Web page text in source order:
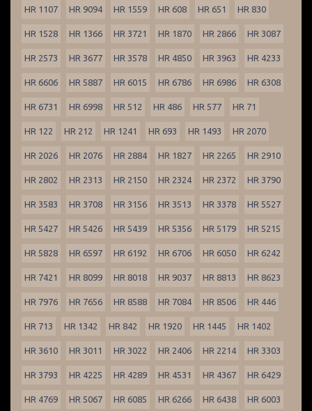
HR 1107 HR 9094 HR 1559 HR 608 HR 651 HR 830
HR 1528 HR 1366 HR 3721 HR 1870 HR 2866 HR 3087
HR 2573 HR 3677 HR 3578 HR 4850 HR 3963 HR 4233
HR 6606 HR 5887 HR 6015 HR 6786 HR 6986 HR 6308
HR 6731 HR 6998 HR 512 HR 486 HR 577 HR 71
HR 122 HR 212 HR 1241 HR 693 HR 1493 HR 2070
HR 2026 HR 2076 HR 2884 HR 1827 HR 2265 HR 2910
HR 2802 HR 2313 HR 2150 HR 2324 HR 2372 HR 3790
HR 3583 HR 3708 HR 3156 HR 3513 HR 3378 HR 5527
HR 5427 HR 5426 HR 5439 HR 5356 HR 5179 HR 5215
HR 5828 HR 6597 HR 6192 HR 6706 HR 6050 HR 6242
HR 7421 HR 8099 HR 8018 HR 9037 HR 8813 HR 8623
HR 7976 HR 7656 HR 8588 HR 7084 HR 8506 HR 446
HR 713 HR 1342 HR 842 HR 1920 HR 1445 HR 1402
HR 3610 HR 3011 HR 3022 HR 2406 HR 2214 HR 3303
HR 3793 HR 4225 HR 4289 HR 4531 HR 4367 HR 6429
HR 4769 HR 5067 HR 6085 HR 6266 HR 6438 HR 6003